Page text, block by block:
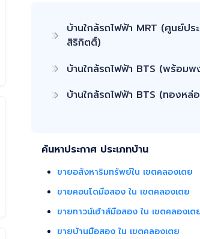
พื้นที่กรุงเทพฯ ปริมณฑล โดยมีพันธมิตรธนาคารหลายแห่ง และทีม
นิติกรรมของกรมที่ดินทุกพื้นที่ ไร้กังวลเรื่องการโอ
บ้านใกล้รถไฟฟ้า MRT (ศูนย์ปร
สิริกิตติ์)
บ้านใกล้รถไฟฟ้า BTS (พร้อม
บ้านใกล้รถไฟฟ้า BTS (ทองหล่
ค้นหาประกาศ ประเภทบ้าน
ขายอสังหาริมทรัพย์ใน เขตคลองเตย
ขายคอนโดมือสอง ใน เขตคลองเตย
ขายทาวน์เฮ้าส์มือสอง ใน เขตคลองเต
ขายบ้านมือสอง ใน เขตคลองเตย